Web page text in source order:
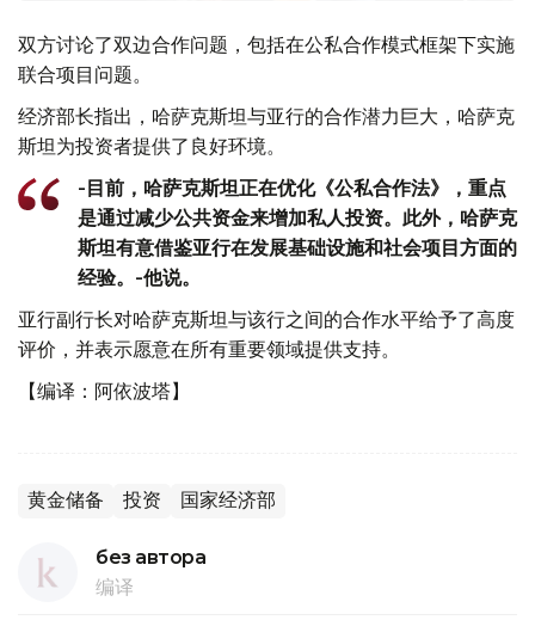
双方讨论了双边合作问题，包括在公私合作模式框架下实施
联合项目问题。
经济部长指出，哈萨克斯坦与亚行的合作潜力巨大，哈萨克
斯坦为投资者提供了良好环境。
-目前，哈萨克斯坦正在优化《公私合作法》，重点
是通过减少公共资金来增加私人投资。此外，哈萨克
斯坦有意借鉴亚行在发展基础设施和社会项目方面的
经验。-他说。
亚行副行长对哈萨克斯坦与该行之间的合作水平给予了高度
评价，并表示愿意在所有重要领域提供支持。
【编译：阿依波塔】
黄金储备 投资 国家经济部
без автора
编译